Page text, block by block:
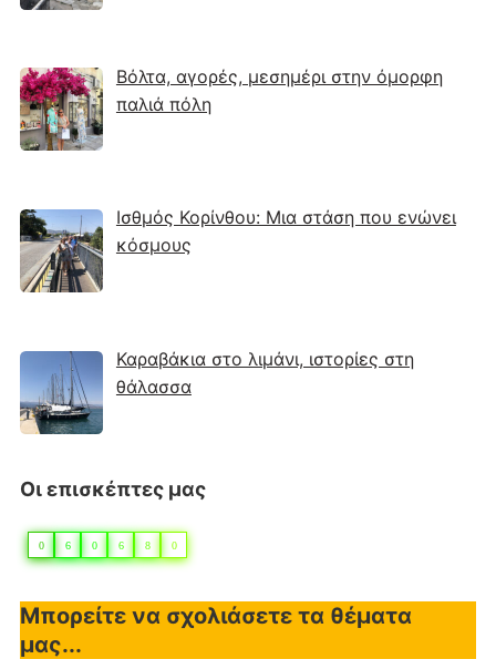
Βόλτα, αγορές, μεσημέρι στην όμορφη
παλιά πόλη
Ισθμός Κορίνθου: Μια στάση που ενώνει
κόσμους
Καραβάκια στο λιμάνι, ιστορίες στη
θάλασσα
Οι επισκέπτες μας
0 6 0 6 8 0
Μπορείτε να σχολιάσετε τα θέματα
μας...